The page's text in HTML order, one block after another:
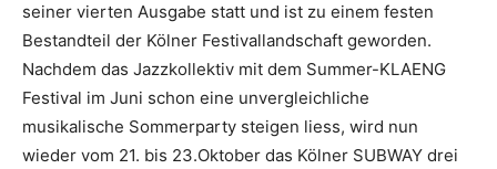
seiner vierten Ausgabe statt und ist zu einem festen
Bestandteil der Kölner Festivallandschaft geworden.
Nachdem das Jazzkollektiv mit dem Summer-KLAENG
Festival im Juni schon eine unvergleichliche
musikalische Sommerparty steigen liess, wird nun
wieder vom 21. bis 23.Oktober das Kölner SUBWAY drei